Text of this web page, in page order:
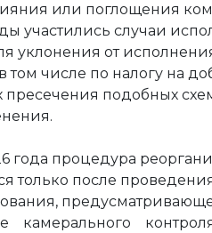
или поглощения
участились случаи
уклонения от
в том числе по налогу на
пресечения подобных
года процедура
только после
камерального